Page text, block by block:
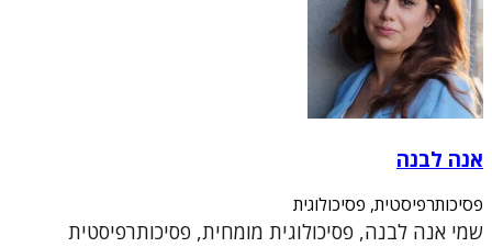
אנה לבנה
פסיכותרפיסטית, פסיכולוגית
שמי אנה לבנה, פסיכולוגית מומחית, פסיכותרפיסטית